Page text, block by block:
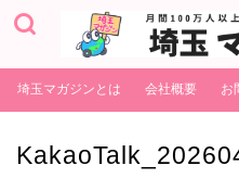
埼玉マガジンとは 会社概要 お